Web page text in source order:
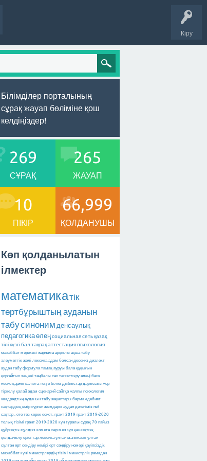
Кіру
Білімділер порталының
сұрақ жауап бөліміне қош
келдіңіздер!
269
СҰРАҚ
265
ЖАУАП
10
ПІКІР
66,999
ҚОЛДАНУШЫ
Көп қолданылатын
ілмектер
математикатік
төртбұрыштың ауданын
табусиноним денсаулық
педагогикаөлеңсоциальная сетьқазақ
тілікүзгі балтақпақаттестацияпсихология
махаббат мерекесі жарнама арқылы ақша табу
әлеуметтік желі лексика адам болсан десениз диалект
аудан табу формула тамақ ауруы бала құқығын
қорғайтын заң екі таңбалы сан таныстыру өлеңі банк
несие қаржы валюта теңге білім дыбыстар дауыссыз жер
тіркелу қалай адам сценарий сайтқа жалпы психология
квадрадтың ауданын табу жауаптары барма әдебиет
сақтардың өмір сүрген жылдары аудан дегеніміз не?
сақтар
өте тез керек өсиет. грант 2019 грант 2019-2020
толық тізімі грант 2019-2020 күн туралы сұрақ 70 пайыз
құйрықты жұлдыз комета жер мен күн қашықтық
қолданылу өрісі тар лексика ұлтан мағынасы ұлтан
сұлтан өрт сөндіру нөмірі өрт сөндіру номері қауіпсіздік
махаббат күні министрлердің тізімі министрлік рамадан